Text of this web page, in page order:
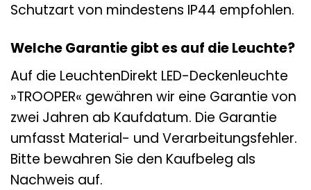
Schutzart von mindestens IP44 empfohlen.
Welche Garantie gibt es auf die Leuchte?
Auf die LeuchtenDirekt LED-Deckenleuchte
»TROOPER« gewähren wir eine Garantie von
zwei Jahren ab Kaufdatum. Die Garantie
umfasst Material- und Verarbeitungsfehler.
Bitte bewahren Sie den Kaufbeleg als
Nachweis auf.